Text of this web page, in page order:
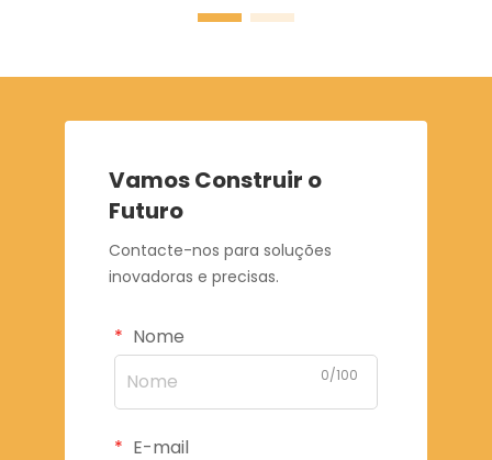
Vamos Construir o
Futuro
Contacte-nos para soluções
inovadoras e precisas.
Nome
0/100
E-mail